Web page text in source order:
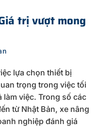
trị vượt mong
lựa chọn thiết bị
trọng trong việc tối
làm việc. Trong số các
từ Nhật Bản, xe nâng
nghiệp đánh giá